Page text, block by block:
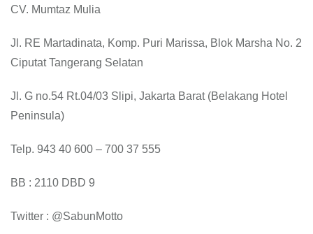
CV. Mumtaz Mulia
Jl. RE Martadinata, Komp. Puri Marissa, Blok Marsha No. 2
Ciputat Tangerang Selatan
Jl. G no.54 Rt.04/03 Slipi, Jakarta Barat (Belakang Hotel
Peninsula)
Telp. 943 40 600 – 700 37 555
BB : 2110 DBD 9
Twitter : @SabunMotto